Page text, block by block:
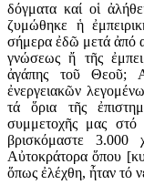
δόγματα καί οἱ
ζυμώθηκε ἡ
σήμερα ἐδῶ μετά ἀπό
γνώσεως ἤ τῆς
ἀγάπης τοῦ Θεοῦ;
ἐνεργειακῶν
τά ὅρια τῆς
συμμετοχῆς μας
βρισκόμαστε 3.000
Αὐτοκράτορα ὅπου
ὅπως ἐλέχθη, ἦταν τό